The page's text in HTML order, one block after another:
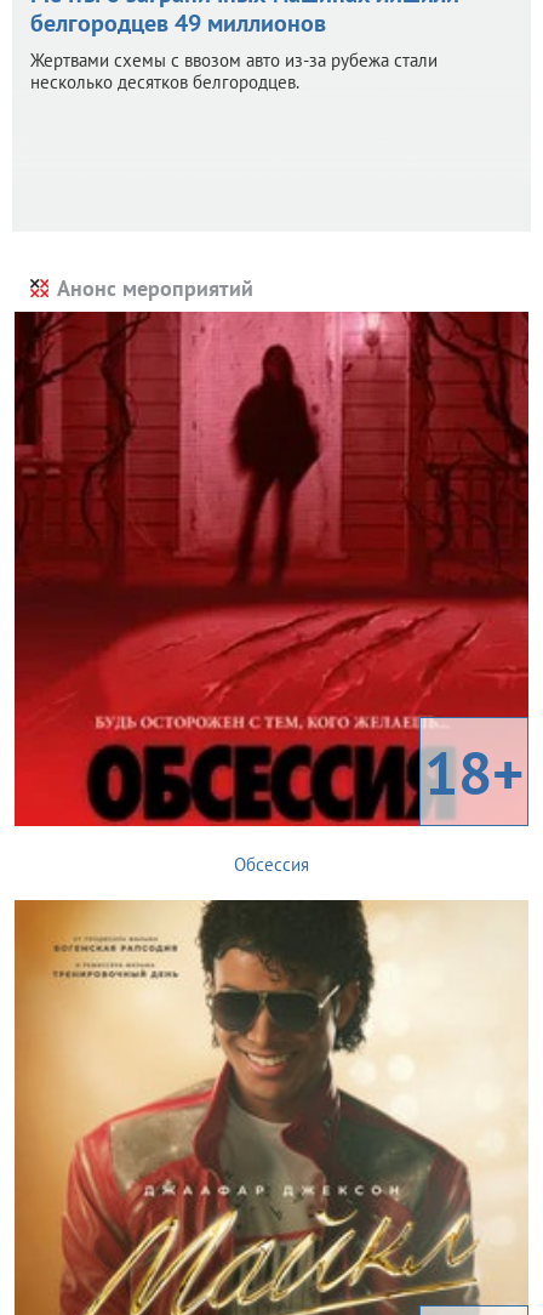
белгородцев 49 миллионов
Жертвами схемы с ввозом авто из-за рубежа стали
несколько десятков белгородцев.
Анонс мероприятий
18+
Обсессия